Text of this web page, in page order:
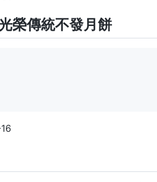
榮傳統不發月餅